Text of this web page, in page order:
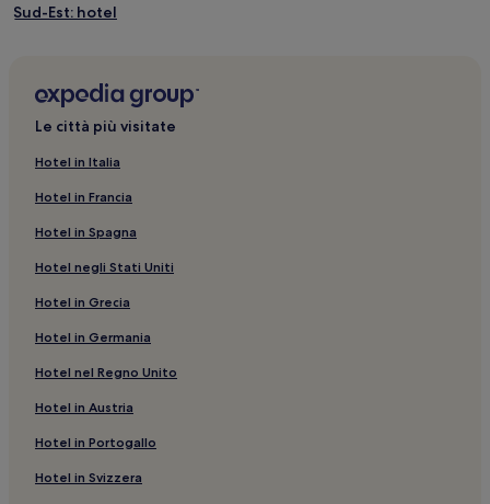
Sud-Est: hotel
Verona: Hotel per famiglie
Verona: hotel a 5 stelle
Basilica di San Zeno Maggiore: hotel nelle vicinanze
Piazza Bra: hotel nelle vicinanze
Stazione di Verona Porta Nuova: hotel nelle vicinanze
Porta Borsari: hotel nelle vicinanze
Dossobuono: Hotel con parcheggio
Torre dei Lamberti: hotel nelle vicinanze
Verona: Hotel con colazione gratuita
Borgo Roma: B&B
Le città più visitate
Hotel in Italia
Hotel in Francia
Hotel in Spagna
Hotel negli Stati Uniti
Hotel in Grecia
Hotel in Germania
Hotel nel Regno Unito
Hotel in Austria
Hotel in Portogallo
Hotel in Svizzera